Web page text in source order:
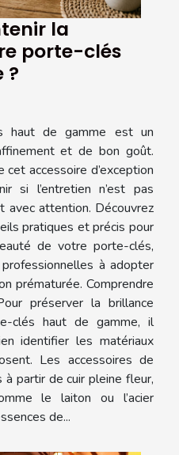
la
porte-clés
?
haut de gamme est un
et de bon goût.
cet accessoire d’exception
si l’entretien n’est pas
avec attention. Découvrez
pratiques et précis pour
de votre porte-clés,
à adopter
prématurée. Comprendre
préserver la brillance
clés haut de gamme, il
identifier les matériaux
Les accessoires de
partir de cuir pleine fleur,
le laiton ou l’acier
de...